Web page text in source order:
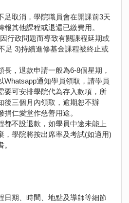
足取消，學院職員會在開課前3天
報其他課程或退還已繳費用。
行政問題而導致有關課程延期或
足 3)持續進修基金課程被終止或
長，退款申請一般為6-8個星期，
Whatsapp通知學員領取，請學員
要可安排學院代為存入款項，所
後三個月內領取，逾期恕不辦
仁愛堂作慈善用途。
都不設退款，如學員中途未能上
，學院將按出席率及考試(如適用)
日期、時間、地點及導師等細節